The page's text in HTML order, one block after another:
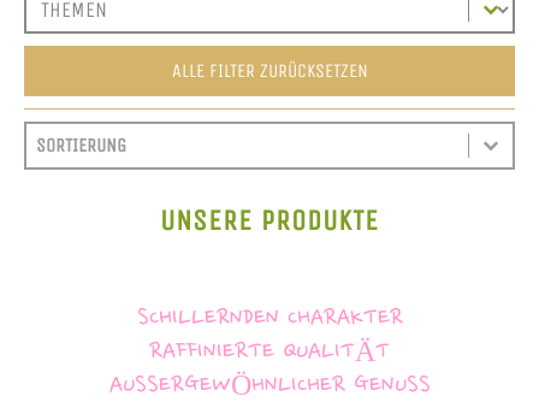
ALLE FILTER ZURÜCKSETZEN
SORTIEREN
SORT CONTENT
SORT CONTENT
UNSERE PRODUKTE
SCHILLERNDEN CHARAKTER
RAFFINIERTE QUALITÄT
AUSSERGEWÖHNLICHER GENUSS